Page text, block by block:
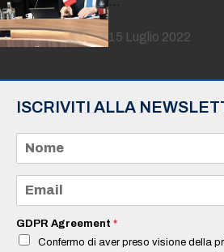
15 Luglio 2022
ISCRIVITI ALLA
m
e
a
i
*
GDPR Agreement *
Confermo di aver preso visione della